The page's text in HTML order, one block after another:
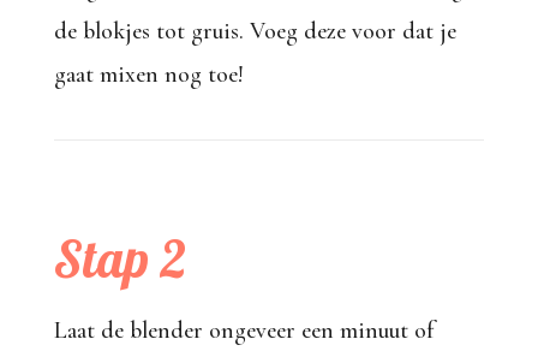
de blokjes tot gruis. Voeg deze voor dat je
gaat mixen nog toe!
Stap 2
Laat de blender ongeveer een minuut of